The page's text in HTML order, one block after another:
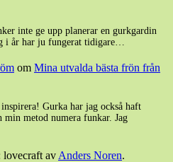
inte ge upp planerar en gurkgardin
i år har ju fungerat tidigare…
om Mina utvalda bästa frön från
Gurka har jag också haft
min metod numera funkar. Jag
lovecraft av Anders Noren.